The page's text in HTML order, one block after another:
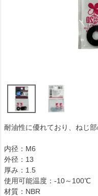
耐油性に優れており、ねじ
内径：M6
外径：13
厚み：1.5
使用可能温度：-10～100℃
材質：NBR